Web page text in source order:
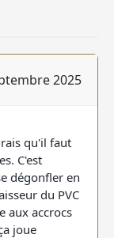
2025
qu'il faut
C'est
dégonfler en
du PVC
aux accrocs
joue